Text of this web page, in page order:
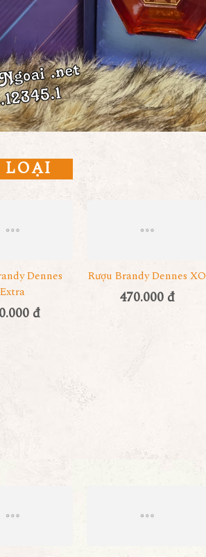
LOẠI
Dennes
Extra
đ
Rượu Brandy Dennes XO
470.000 đ